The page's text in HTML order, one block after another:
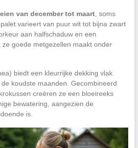
van december tot maart, soms
varieert van puur wit tot bijna zwart
aan halfschaduw en een
goede metgezellen maakt onder
biedt een kleurrijke dekking vlak
koudste maanden. Gecombineerd
creëren ze een bloeireeks
bewatering, aangezien de
is.